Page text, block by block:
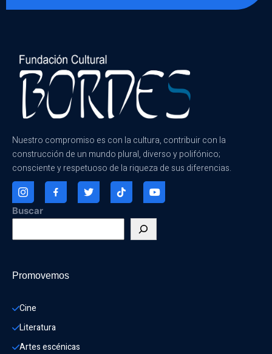
Nuestro compromiso es con la cultura, contribuir con la
construcción de un mundo plural, diverso y polifónico;
consciente y respetuoso de la riqueza de sus diferencias.
Buscar
Promovemos
Cine
Literatura
Artes escénicas